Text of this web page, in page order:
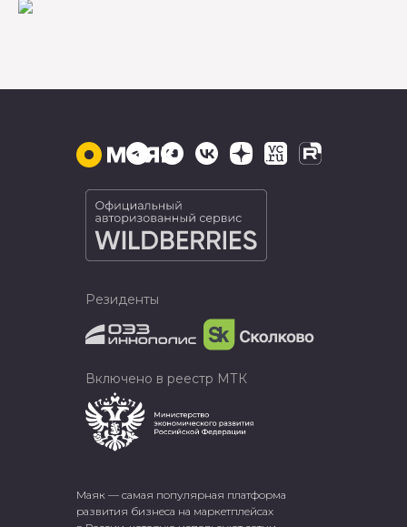
Маяк — самая популярная платформа
развития бизнеса на маркетплейсах
Резиденты
Включено в реестр МТК